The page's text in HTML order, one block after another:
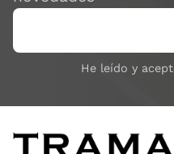
He leído y